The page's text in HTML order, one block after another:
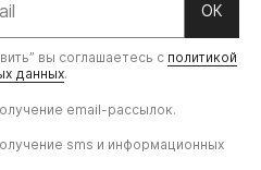
ОК
вы соглашаетесь с политикой
данных.
email-рассылок.
sms и информационных